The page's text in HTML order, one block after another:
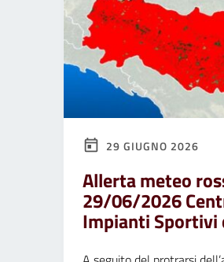
29 GIUGNO 2026
Allerta meteo
29/06/2026
Impianti Sportivi